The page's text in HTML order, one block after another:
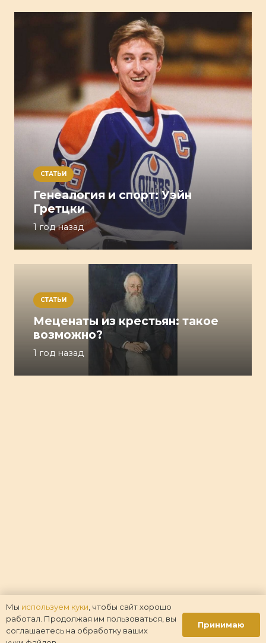
СТАТЬИ
Генеалогия и спорт: Уэйн
Гретцки
1 год назад
СТАТЬИ
Меценаты из крестьян: такое
возможно?
1 год назад
Мы используем куки , чтобы сайт хорошо
работал. Продолжая им пользоваться, вы
соглашаетесь на обработку ваших
Принимаю